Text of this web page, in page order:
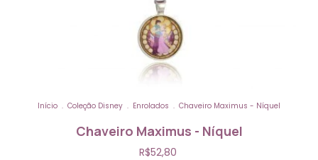
Início . Coleção Disney . Enrolados . Chaveiro Maximus - Níquel
Chaveiro Maximus - Níquel
R$52,80